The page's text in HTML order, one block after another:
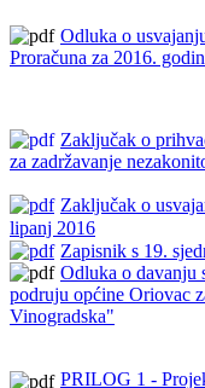
Odluka o
Proračuna za 2016.
Zaključak o
za zadržavanje
Zaključak o
lipanj 2016
Zapisnik s 19.
Odluka o davanju
podruju općine Oriovac
Vinogradska"
PRILOG 1 -